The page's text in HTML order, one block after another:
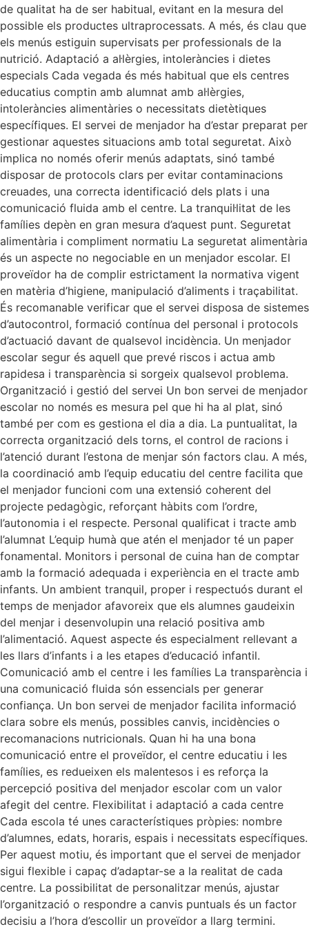
de qualitat ha de ser habitual, evitant en la mesura del
possible els productes ultraprocessats. A més, és clau que
els menús estiguin supervisats per professionals de la
nutrició. Adaptació a al·lèrgies, intoleràncies i dietes
especials Cada vegada és més habitual que els centres
educatius comptin amb alumnat amb al·lèrgies,
intoleràncies alimentàries o necessitats dietètiques
específiques. El servei de menjador ha d’estar preparat per
gestionar aquestes situacions amb total seguretat. Això
implica no només oferir menús adaptats, sinó també
disposar de protocols clars per evitar contaminacions
creuades, una correcta identificació dels plats i una
comunicació fluida amb el centre. La tranquil·litat de les
famílies depèn en gran mesura d’aquest punt. Seguretat
alimentària i compliment normatiu La seguretat alimentària
és un aspecte no negociable en un menjador escolar. El
proveïdor ha de complir estrictament la normativa vigent
en matèria d’higiene, manipulació d’aliments i traçabilitat.
És recomanable verificar que el servei disposa de sistemes
d’autocontrol, formació contínua del personal i protocols
d’actuació davant de qualsevol incidència. Un menjador
escolar segur és aquell que prevé riscos i actua amb
rapidesa i transparència si sorgeix qualsevol problema.
Organització i gestió del servei Un bon servei de menjador
escolar no només es mesura pel que hi ha al plat, sinó
també per com es gestiona el dia a dia. La puntualitat, la
correcta organització dels torns, el control de racions i
l’atenció durant l’estona de menjar són factors clau. A més,
la coordinació amb l’equip educatiu del centre facilita que
el menjador funcioni com una extensió coherent del
projecte pedagògic, reforçant hàbits com l’ordre,
l’autonomia i el respecte. Personal qualificat i tracte amb
l’alumnat L’equip humà que atén el menjador té un paper
fonamental. Monitors i personal de cuina han de comptar
amb la formació adequada i experiència en el tracte amb
infants. Un ambient tranquil, proper i respectuós durant el
temps de menjador afavoreix que els alumnes gaudeixin
del menjar i desenvolupin una relació positiva amb
l’alimentació. Aquest aspecte és especialment rellevant a
les llars d’infants i a les etapes d’educació infantil.
Comunicació amb el centre i les famílies La transparència i
una comunicació fluida són essencials per generar
confiança. Un bon servei de menjador facilita informació
clara sobre els menús, possibles canvis, incidències o
recomanacions nutricionals. Quan hi ha una bona
comunicació entre el proveïdor, el centre educatiu i les
famílies, es redueixen els malentesos i es reforça la
percepció positiva del menjador escolar com un valor
afegit del centre. Flexibilitat i adaptació a cada centre
Cada escola té unes característiques pròpies: nombre
d’alumnes, edats, horaris, espais i necessitats específiques.
Per aquest motiu, és important que el servei de menjador
sigui flexible i capaç d’adaptar-se a la realitat de cada
centre. La possibilitat de personalitzar menús, ajustar
l’organització o respondre a canvis puntuals és un factor
decisiu a l’hora d’escollir un proveïdor a llarg termini.